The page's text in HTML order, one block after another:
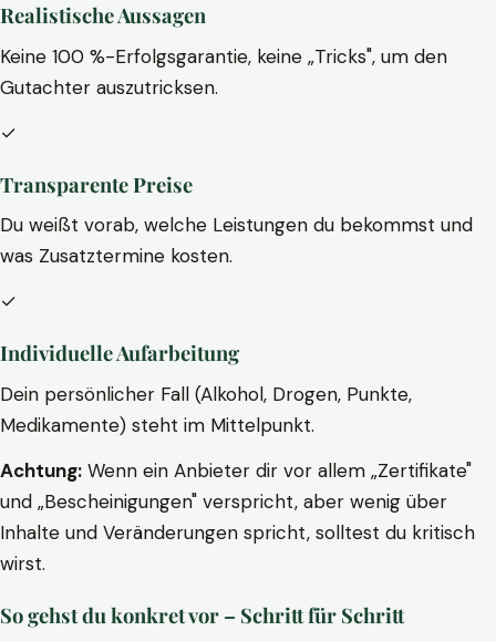
Realistische Aussagen
Keine 100 %-Erfolgsgarantie, keine „Tricks", um den
Gutachter auszutricksen.
✓
Transparente Preise
Du weißt vorab, welche Leistungen du bekommst und
was Zusatztermine kosten.
✓
Individuelle Aufarbeitung
Dein persönlicher Fall (Alkohol, Drogen, Punkte,
Medikamente) steht im Mittelpunkt.
Achtung: Wenn ein Anbieter dir vor allem „Zertifikate"
und „Bescheinigungen" verspricht, aber wenig über
Inhalte und Veränderungen spricht, solltest du kritisch
wirst.
So gehst du konkret vor – Schritt für Schritt